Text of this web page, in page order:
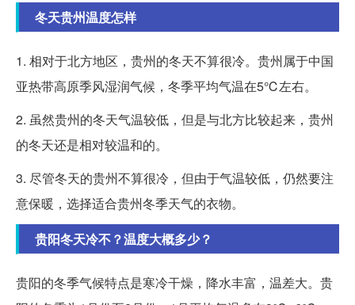
冬天贵州温度怎样
1. 相对于北方地区，贵州的冬天不算很冷。贵州属于中国
亚热带高原季风湿润气候，冬季平均气温在5℃左右。
2. 虽然贵州的冬天气温较低，但是与北方比较起来，贵州
的冬天还是相对较温和的。
3. 尽管冬天的贵州不算很冷，但由于气温较低，仍然要注
意保暖，选择适合贵州冬季天气的衣物。
贵阳冬天冷不？温度大概多少？
贵阳的冬季气候特点是寒冷干燥，降水丰富，温差大。贵